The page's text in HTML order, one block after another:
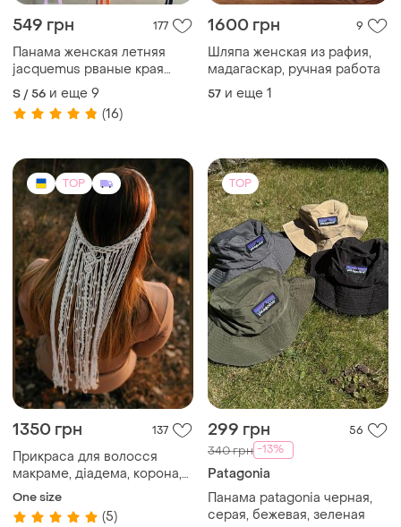
549 грн 177
Панама женская летняя
jacquemus рваные края
черного, бежевого, белого
цвета
S / 56 и еще 9
(16)
1600 грн 9
Шляпа женская из рафия,
мадагаскар, ручная работа
57 и еще 1
TOP
1350 грн 137
Прикраса для волосся
макраме, діадема, корона,
обруч, пов'язка, вінок
One size
(5)
TOP
299 грн 56
340 грн -13%
Patagonia
Панама patagonia черная,
серая, бежевая, зеленая